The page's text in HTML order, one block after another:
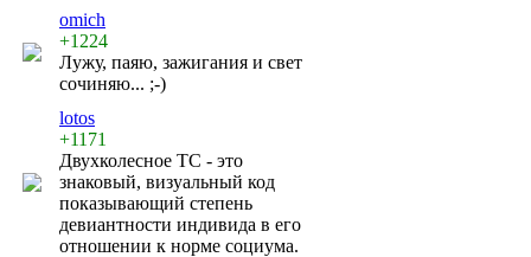
omich
+1224
Лужу, паяю, зажигания и свет
сочиняю... ;-)
lotos
+1171
Двухколесное ТС - это
знаковый, визуальный код
показывающий степень
девиантности индивида в его
отношении к норме социума.